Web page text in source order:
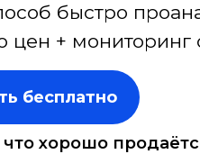
быстро
+ мониторинг
бесплатно
что хорошо